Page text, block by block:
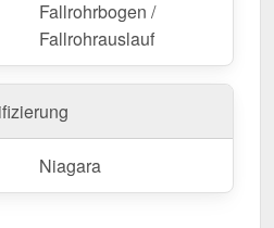
Fallrohrbogen /
Fallrohrauslauf
Niagara